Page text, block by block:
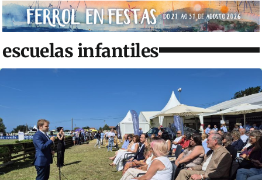
escuelas infantiles